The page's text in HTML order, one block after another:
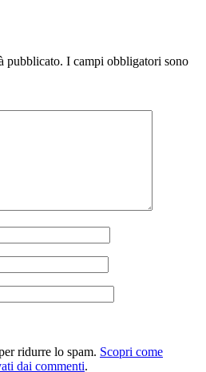
pubblicato. I campi obbligatori sono
ridurre lo spam. Scopri come
dai commenti.